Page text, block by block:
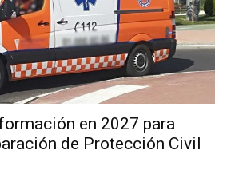
en 2027 para
de Protección Civil